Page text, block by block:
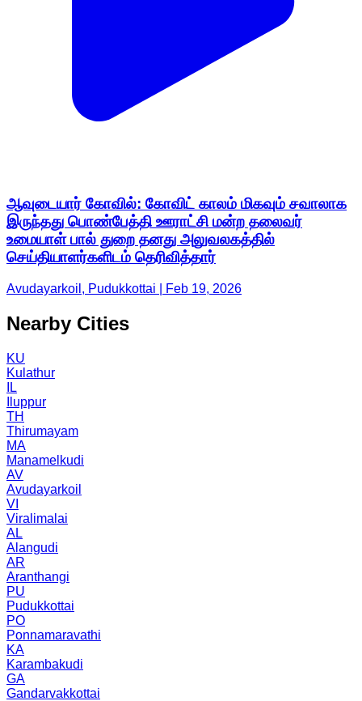
ஆவுடையார் கோவில்: கோவிட் காலம் மிகவும் சவாலாக
இருந்தது பொண்பேத்தி ஊராட்சி மன்ற தலைவர்
உமையாள் பால் துறை தனது அலுவலகத்தில்
செய்தியாளர்களிடம் தெரிவித்தார்
Avudayarkoil, Pudukkottai | Feb 19, 2026
Nearby Cities
KU
Kulathur
IL
Iluppur
TH
Thirumayam
MA
Manamelkudi
AV
Avudayarkoil
VI
Viralimalai
AL
Alangudi
AR
Aranthangi
PU
Pudukkottai
PO
Ponnamaravathi
KA
Karambakudi
GA
Gandarvakkottai